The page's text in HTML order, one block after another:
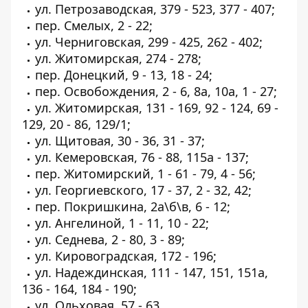
ул. Петрозаводская, 379 - 523, 377 - 407;
пер. Смелых, 2 - 22;
ул. Черниговская, 299 - 425, 262 - 402;
ул. Житомирская, 274 - 278;
пер. Донецкий, 9 - 13, 18 - 24;
пер. Освобождения, 2 - 6, 8а, 10а, 1 - 27;
ул. Житомирская, 131 - 169, 92 - 124, 69 -
129, 20 - 86, 129/1;
ул. Щитовая, 30 - 36, 31 - 37;
ул. Кемеровская, 76 - 88, 115а - 137;
пер. Житомирский, 1 - 61 - 79, 4 - 56;
ул. Георгиевского, 17 - 37, 2 - 32, 42;
пер. Покришкина, 2а\б\в, 6 - 12;
ул. Ангелиной, 1 - 11, 10 - 22;
ул. Седнева, 2 - 80, 3 - 89;
ул. Кировоградская, 172 - 196;
ул. Надеждинская, 111 - 147, 151, 151а,
136 - 164, 184 - 190;